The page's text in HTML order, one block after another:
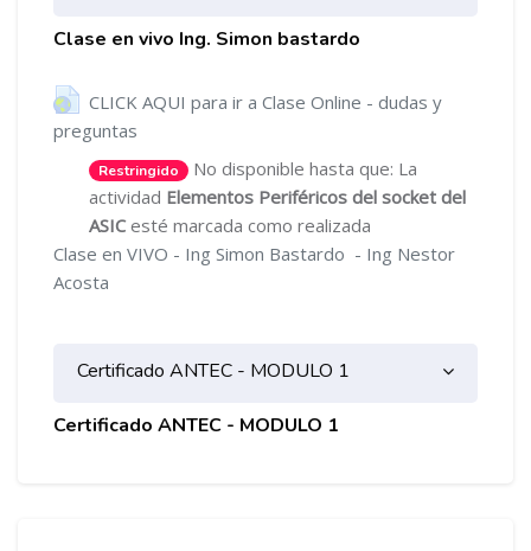
Clase en vivo Ing. Simon bastardo
CLICK AQUI para ir a Clase Online - dudas y
preguntas
Restringido
No disponible hasta que: La
actividad Elementos Periféricos del socket del
ASICesté marcada como realizada
Clase en VIVO - Ing Simon Bastardo - Ing Nestor
Acosta
Certificado ANTEC - MODULO 1
Certificado ANTEC - MODULO 1